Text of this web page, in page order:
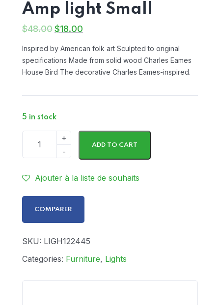
Amp light Small
$48.00$18.00
Inspired by American folk art Sculpted to original
specifications Made from solid wood Charles Eames
House Bird The decorative Charles Eames-inspired.
5 in stock
ADD TO CART
Ajouter à la liste de souhaits
COMPARER
SKU: LIGH122445
Categories: Furniture, Lights